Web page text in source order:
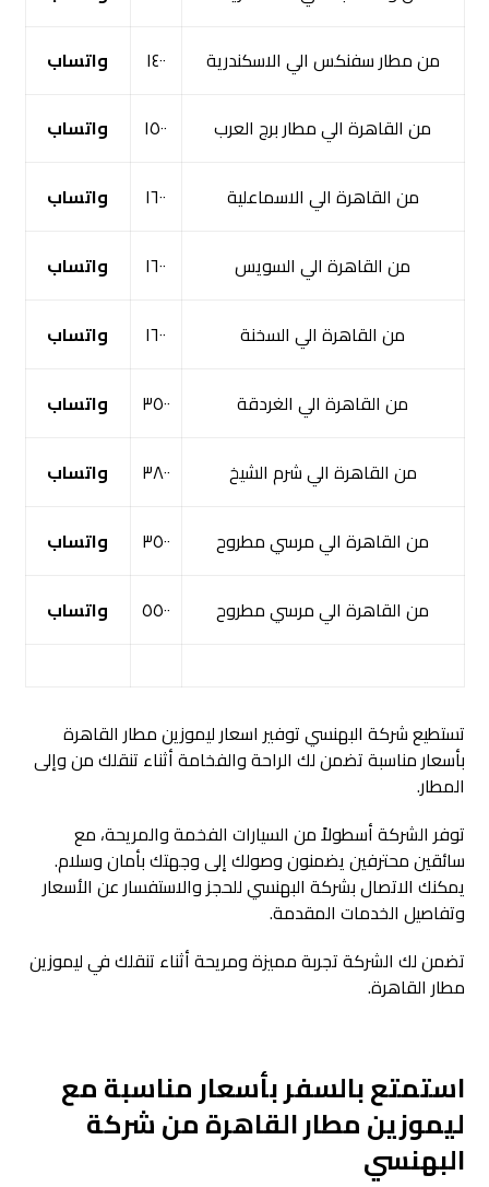
واتساب ١٤٠٠ من مطار سفنكس الي الاسكندرية
واتساب ١٥٠٠ من القاهرة الي مطار برج العرب
واتساب ١٦٠٠ من القاهرة الي الاسماعلية
واتساب ١٦٠٠ من القاهرة الي السويس
واتساب ١٦٠٠ من القاهرة الي السخنة
واتساب ٣٥٠٠ من القاهرة الي الغردقة
واتساب ٣٨٠٠ من القاهرة الي شرم الشيخ
واتساب ٣٥٠٠ من القاهرة الي مرسي مطروح
واتساب ٥٥٠٠ من القاهرة الي مرسي مطروح
تستطيع شركة البهنسي توفير اسعار ليموزين مطار القاهرة
بأسعار مناسبة تضمن لك الراحة والفخامة أثناء تنقلك من وإلى
المطار.
توفر الشركة أسطولاً من السيارات الفخمة والمريحة، مع
سائقين محترفين يضمنون وصولك إلى وجهتك بأمان وسلام.
يمكنك الاتصال بشركة البهنسي للحجز والاستفسار عن الأسعار
وتفاصيل الخدمات المقدمة.
تضمن لك الشركة تجربة مميزة ومريحة أثناء تنقلك في ليموزين
مطار القاهرة.
استمتع بالسفر بأسعار مناسبة مع
ليموزين مطار القاهرة من شركة
البهنسي